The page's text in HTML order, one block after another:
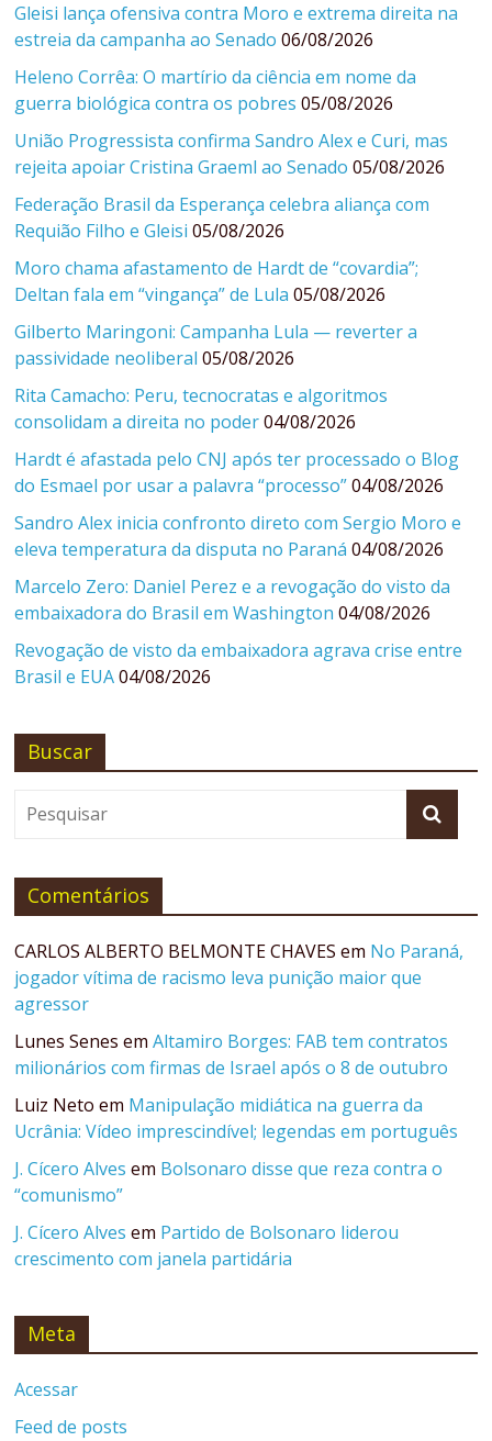
Gleisi lança ofensiva contra Moro e extrema direita na
estreia da campanha ao Senado 06/08/2026
Heleno Corrêa: O martírio da ciência em nome da
guerra biológica contra os pobres 05/08/2026
União Progressista confirma Sandro Alex e Curi, mas
rejeita apoiar Cristina Graeml ao Senado 05/08/2026
Federação Brasil da Esperança celebra aliança com
Requião Filho e Gleisi 05/08/2026
Moro chama afastamento de Hardt de “covardia”;
Deltan fala em “vingança” de Lula 05/08/2026
Gilberto Maringoni: Campanha Lula — reverter a
passividade neoliberal 05/08/2026
Rita Camacho: Peru, tecnocratas e algoritmos
consolidam a direita no poder 04/08/2026
Hardt é afastada pelo CNJ após ter processado o Blog
do Esmael por usar a palavra “processo” 04/08/2026
Sandro Alex inicia confronto direto com Sergio Moro e
eleva temperatura da disputa no Paraná 04/08/2026
Marcelo Zero: Daniel Perez e a revogação do visto da
embaixadora do Brasil em Washington 04/08/2026
Revogação de visto da embaixadora agrava crise entre
Brasil e EUA 04/08/2026
Buscar
Comentários
CARLOS ALBERTO BELMONTE CHAVES em No Paraná,
jogador vítima de racismo leva punição maior que
agressor
Lunes Senes emAltamiro Borges: FAB tem contratos
milionários com firmas de Israel após o 8 de outubro
Luiz Neto em Manipulação midiática na guerra da
Ucrânia: Vídeo imprescindível; legendas em português
J. Cícero Alves em Bolsonaro disse que reza contra o
“comunismo”
J. Cícero Alves em Partido de Bolsonaro liderou
crescimento com janela partidária
Meta
Acessar
Feed de posts